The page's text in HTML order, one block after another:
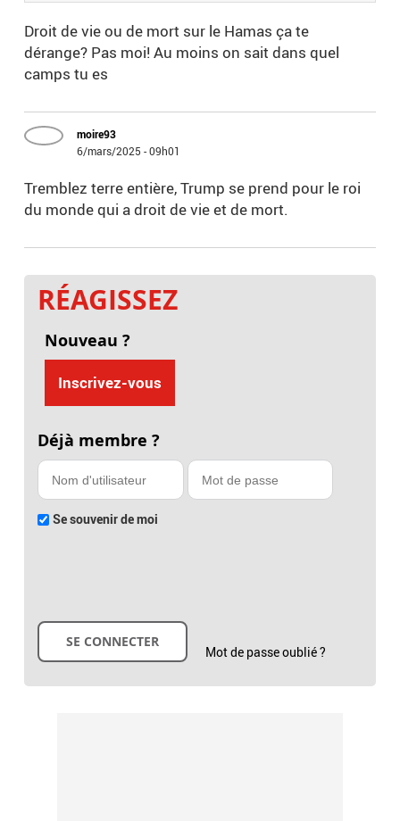
Droit de vie ou de mort sur le Hamas ça te
dérange? Pas moi! Au moins on sait dans quel
camps tu es
moire93
6/mars/2025 - 09h01
Tremblez terre entière, Trump se prend pour le roi
du monde qui a droit de vie et de mort.
RÉAGISSEZ
Nouveau ?
Inscrivez-vous
Déjà membre ?
Se souvenir de moi
Mot de passe oublié ?